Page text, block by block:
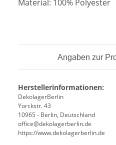
Material: 100% Polyester
Angaben zur
Herstellerinformationen:
DekolagerBerlin
Yorckstr. 43
10965 - Berlin, Deutschland
office@dekolagerberlin.de
https://www.dekolagerberlin.de